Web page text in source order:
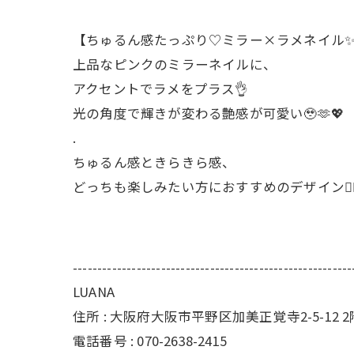
【ちゅるん感たっぷり♡ミラー×ラメネイル✨
上品なピンクのミラーネイルに、
アクセントでラメをプラス👌
光の角度で輝きが変わる艶感が可愛い🥹🫶💖
.
ちゅるん感ときらきら感、
どっちも楽しみたい方におすすめのデザイン
LUANA
住所 : 大阪府大阪市平野区加美正覚寺2-5-12 2
電話番号 : 070-2638-2415